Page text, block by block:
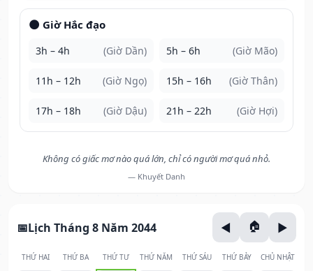
🌑 Giờ Hắc đạo
3h – 4h (Giờ Dần) 5h – 6h (Giờ Mão)
11h – 12h (Giờ Ngọ) 15h – 16h (Giờ Thân)
17h – 18h (Giờ Dậu) 21h – 22h (Giờ Hợi)
Không có giấc mơ nào quá lớn, chỉ có người mơ quá nhỏ.
— Khuyết Danh
Lịch Tháng 8 Năm 2044
THỨ HAI THỨ BA THỨ TƯ THỨ NĂM THỨ SÁU THỨ BẢY CHỦ NHẬT